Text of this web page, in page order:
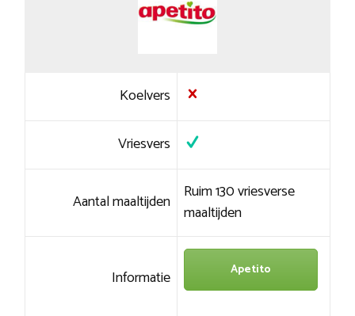
Koelvers
Vriesvers
Aantal maaltijden Ruim 130 vriesverse
maaltijden
Informatie Apetito